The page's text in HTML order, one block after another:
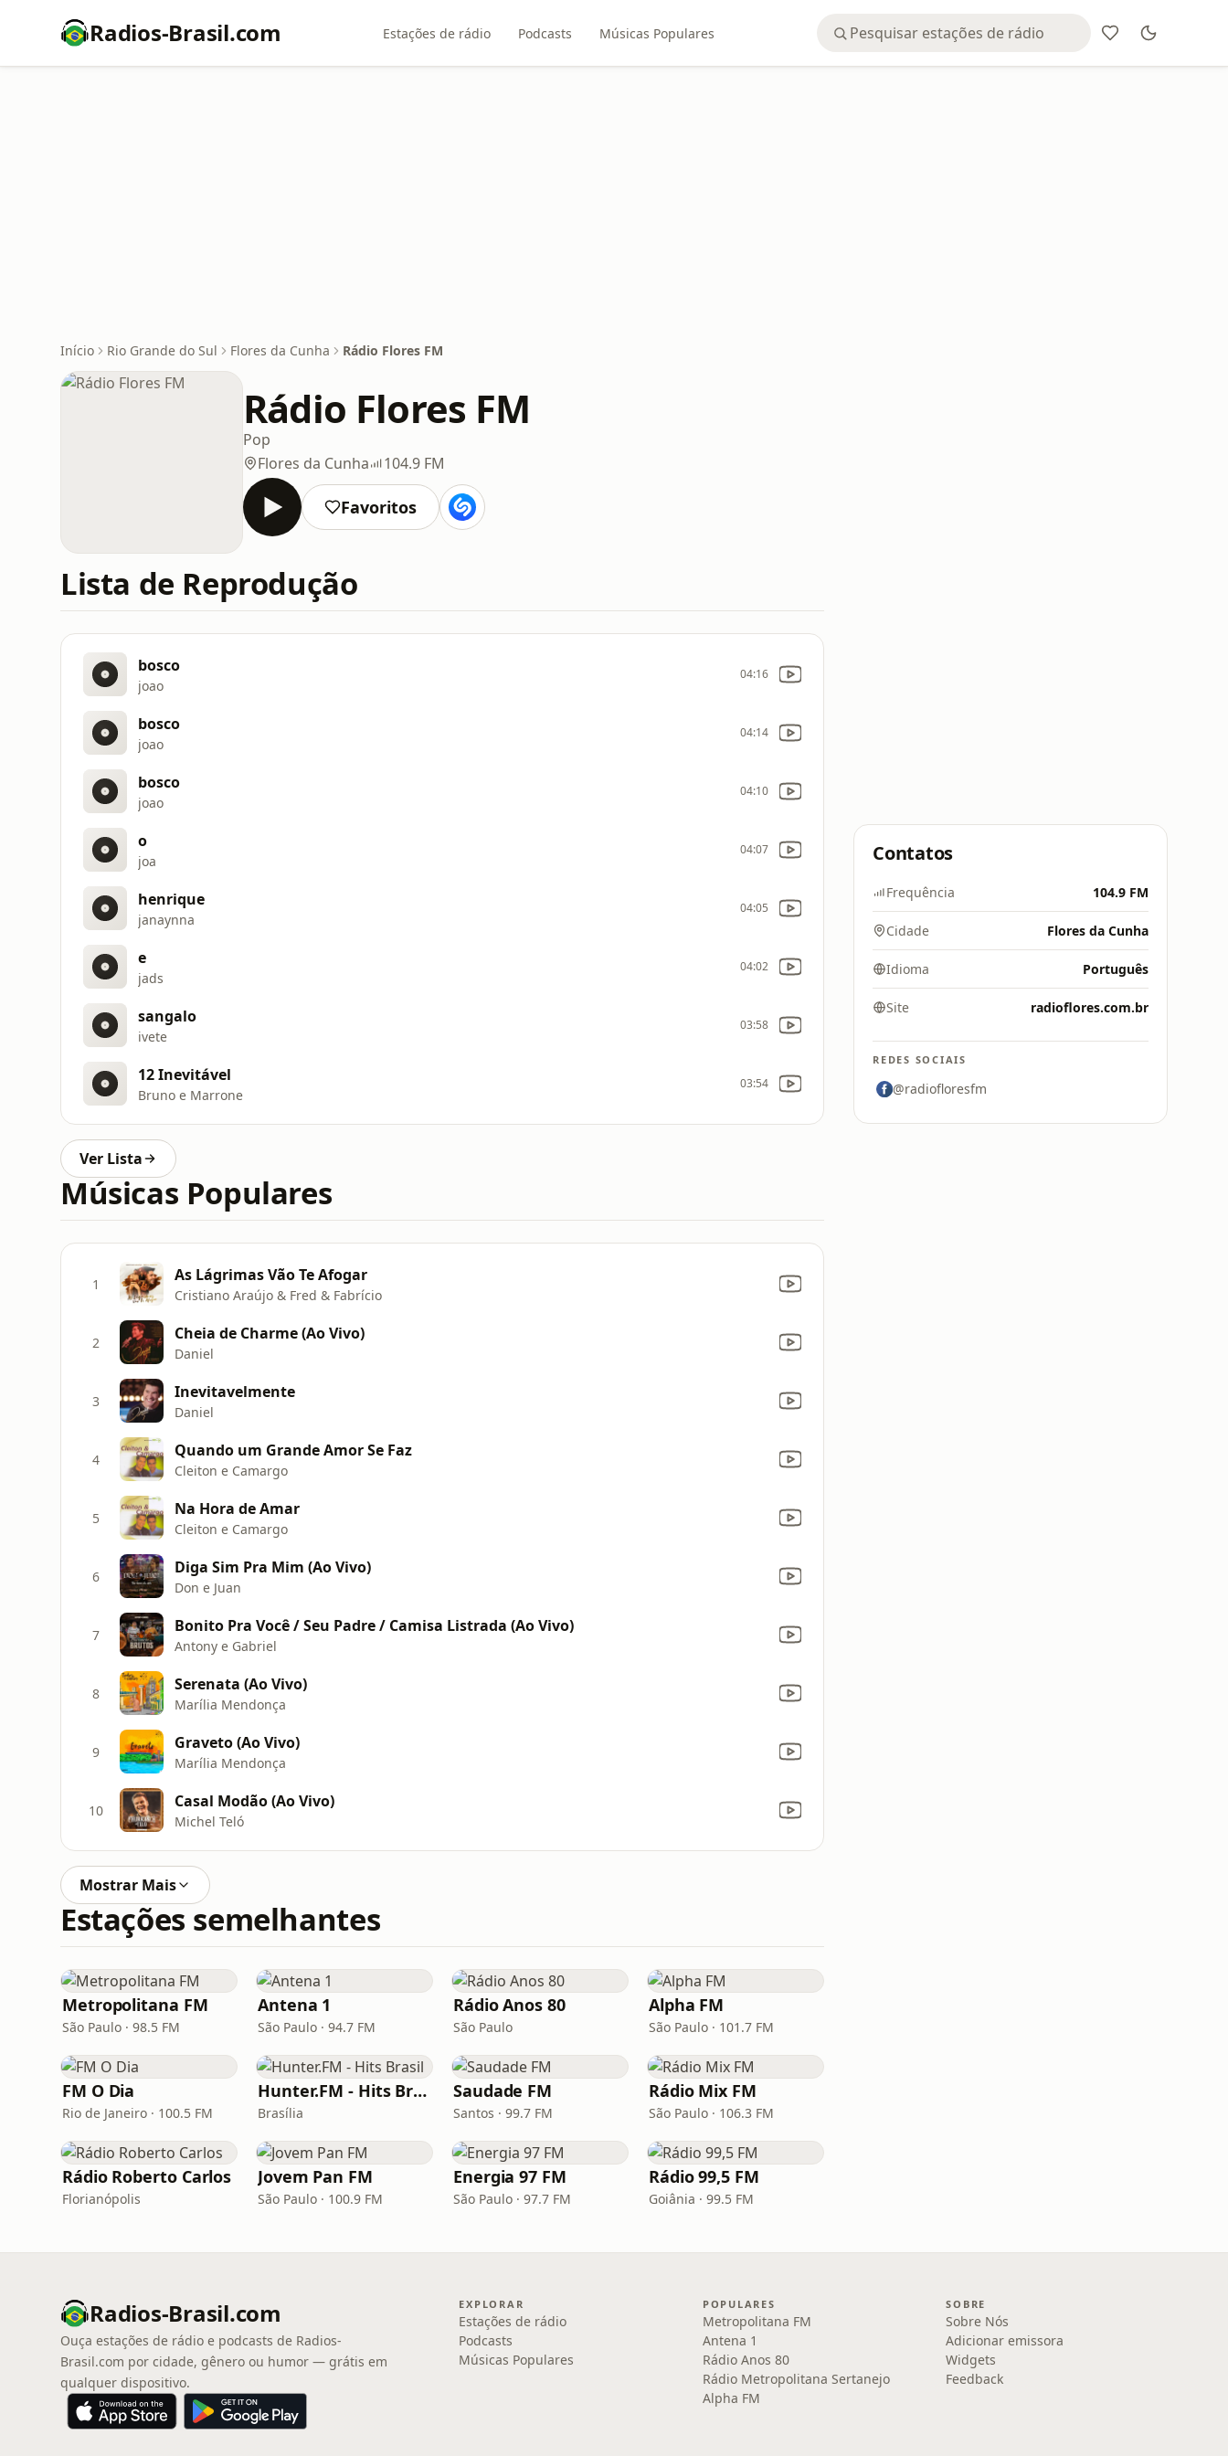
Radios-Brasil.com Estações de rádio Podcasts Músicas Populares
Início Rio Grande do Sul Flores da Cunha Rádio Flores FM
Rádio Flores FM
Pop
Flores da Cunha
104.9 FM
Favoritos
Lista de Reprodução
bosco
joao
04:16
bosco
joao
04:14
bosco
joao
04:10
o
joa
04:07
henrique
janaynna
04:05
e
jads
04:02
sangalo
ivete
03:58
12 Inevitável
Bruno e Marrone
03:54
Ver Lista
Músicas Populares
1 As Lágrimas Vão Te Afogar
Cristiano Araújo & Fred & Fabrício
2 Cheia de Charme (Ao Vivo)
Daniel
3 Inevitavelmente
Daniel
4 Quando um Grande Amor Se Faz
Cleiton e Camargo
5 Na Hora de Amar
Cleiton e Camargo
6 Diga Sim Pra Mim (Ao Vivo)
Don e Juan
7 Bonito Pra Você / Seu Padre / Camisa Listrada (Ao Vivo)
Antony e Gabriel
8 Serenata (Ao Vivo)
Marília Mendonça
9 Graveto (Ao Vivo)
Marília Mendonça
10 Casal Modão (Ao Vivo)
Michel Teló
Mostrar Mais
Estações semelhantes
Metropolitana FM
São Paulo · 98.5 FM
Antena 1
São Paulo · 94.7 FM
Rádio Anos 80
São Paulo
Alpha FM
São Paulo · 101.7 FM
FM O Dia
Rio de Janeiro · 100.5 FM
Hunter.FM - Hits Brasil
Brasília
Saudade FM
Santos · 99.7 FM
Rádio Mix FM
São Paulo · 106.3 FM
Rádio Roberto Carlos
Florianópolis
Jovem Pan FM
São Paulo · 100.9 FM
Energia 97 FM
São Paulo · 97.7 FM
Rádio 99,5 FM
Goiânia · 99.5 FM
Contatos
Frequência 104.9 FM
Cidade Flores da Cunha
Idioma Português
Site radioflores.com.br
REDES SOCIAIS
@radiofloresfm
Radios-Brasil.com
Ouça estações de rádio e podcasts de Radios-
Brasil.com por cidade, gênero ou humor — grátis em
qualquer dispositivo.
EXPLORAR
Estações de rádio
Podcasts
Músicas Populares
POPULARES
Metropolitana FM
Antena 1
Rádio Anos 80
Rádio Metropolitana Sertanejo
Alpha FM
SOBRE
Sobre Nós
Adicionar emissora
Widgets
Feedback